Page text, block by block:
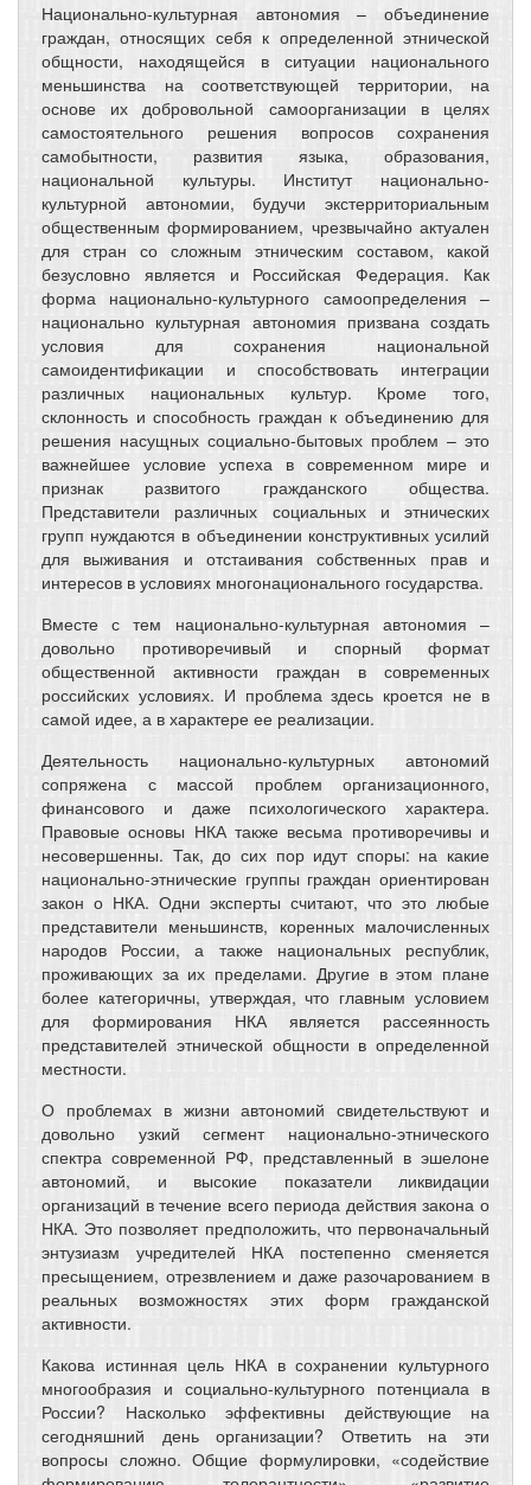
Национально-культурная автономия – объединение
граждан, относящих себя к определенной этнической
общности, находящейся в ситуации национального
меньшинства на соответствующей территории, на
основе их добровольной самоорганизации в целях
самостоятельного решения вопросов сохранения
самобытности, развития языка, образования,
национальной культуры. Институт национально-
культурной автономии, будучи экстерриториальным
общественным формированием, чрезвычайно актуален
для стран со сложным этническим составом, какой
безусловно является и Российская Федерация. Как
форма национально-культурного самоопределения –
национально культурная автономия призвана создать
условия для сохранения национальной
самоидентификации и способствовать интеграции
различных национальных культур. Кроме того,
склонность и способность граждан к объединению для
решения насущных социально-бытовых проблем – это
важнейшее условие успеха в современном мире и
признак развитого гражданского общества.
Представители различных социальных и этнических
групп нуждаются в объединении конструктивных усилий
для выживания и отстаивания собственных прав и
интересов в условиях многонационального государства.
Вместе с тем национально-культурная автономия –
довольно противоречивый и спорный формат
общественной активности граждан в современных
российских условиях. И проблема здесь кроется не в
самой идее, а в характере ее реализации.
Деятельность национально-культурных автономий
сопряжена с массой проблем организационного,
финансового и даже психологического характера.
Правовые основы НКА также весьма противоречивы и
несовершенны. Так, до сих пор идут споры: на какие
национально-этнические группы граждан ориентирован
закон о НКА. Одни эксперты считают, что это любые
представители меньшинств, коренных малочисленных
народов России, а также национальных республик,
проживающих за их пределами. Другие в этом плане
более категоричны, утверждая, что главным условием
для формирования НКА является рассеянность
представителей этнической общности в определенной
местности.
О проблемах в жизни автономий свидетельствуют и
довольно узкий сегмент национально-этнического
спектра современной РФ, представленный в эшелоне
автономий, и высокие показатели ликвидации
организаций в течение всего периода действия закона о
НКА. Это позволяет предположить, что первоначальный
энтузиазм учредителей НКА постепенно сменяется
пресыщением, отрезвлением и даже разочарованием в
реальных возможностях этих форм гражданской
активности.
Какова истинная цель НКА в сохранении культурного
многообразия и социально-культурного потенциала в
России? Насколько эффективны действующие на
сегодняшний день организации? Ответить на эти
вопросы сложно. Общие формулировки, «содействие